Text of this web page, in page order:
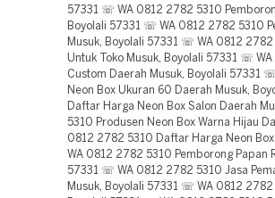
57331 ☏ WA 0812 2782 5310
Boyolali 57331 ☏ WA 0812 2782 5310
Musuk, Boyolali 57331 ☏ WA 0812
Untuk Toko Musuk, Boyolali 57331 ☏
Custom Daerah Musuk, Boyolali 57331
Neon Box Ukuran 60 Daerah Musuk,
Daftar Harga Neon Box Salon Daerah
5310 Produsen Neon Box Warna Hijau
0812 2782 5310 Daftar Harga Neon
WA 0812 2782 5310 Pemborong Papan
57331 ☏ WA 0812 2782 5310 Jasa
Musuk, Boyolali 57331 ☏ WA 0812